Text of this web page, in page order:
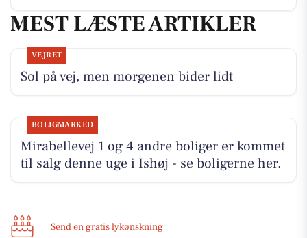
MEST LÆSTE ARTIKLER
VEJRET
Sol på vej, men morgenen bider lidt
BOLIGMARKED
Mirabellevej 1 og 4 andre boliger er kommet
til salg denne uge i Ishøj - se boligerne her.
Send en gratis lykønskning